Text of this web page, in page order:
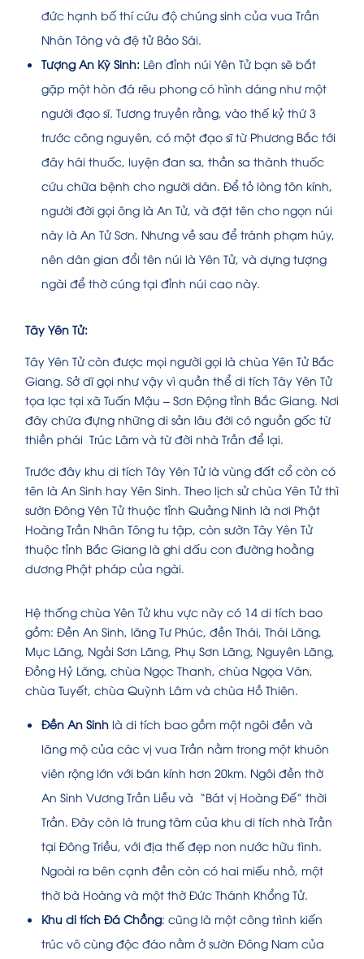
đức hạnh bố thí cứu độ chúng sinh của vua Trần
Nhân Tông và đệ tử Bảo Sái.
Tượng An Kỳ Sinh: Lên đỉnh núi Yên Tử bạn sẽ bắt
gặp một hòn đá rêu phong có hình dáng như một
người đạo sĩ. Tương truyền rằng, vào thế kỷ thứ 3
trước công nguyên, có một đạo sĩ từ Phương Bắc tới
đây hái thuốc, luyện đan sa, thần sa thành thuốc
cứu chữa bệnh cho người dân. Để tỏ lòng tôn kính,
người đời gọi ông là An Tử, và đặt tên cho ngọn núi
này là An Tử Sơn. Nhưng về sau để tránh phạm húy,
nên dân gian đổi tên núi là Yên Tử, và dựng tượng
ngài để thờ cúng tại đỉnh núi cao này.
Tây Yên Tử:
Tây Yên Tử còn được mọi người gọi là chùa Yên Tử Bắc
Giang. Sở dĩ gọi như vậy vì quần thể di tích Tây Yên Tử
tọa lạc tại xã Tuấn Mậu – Sơn Động tỉnh Bắc Giang. Nơi
đây chứa đựng những di sản lâu đời có nguồn gốc từ
thiền phái Trúc Lâm và từ đời nhà Trần để lại.
Trước đây khu di tích Tây Yên Tử là vùng đất cổ còn có
tên là An Sinh hay Yên Sinh. Theo lịch sử chùa Yên Tử thì
sườn Đông Yên Tử thuộc tỉnh Quảng Ninh là nơi Phật
Hoàng Trần Nhân Tông tu tập, còn sườn Tây Yên Tử
thuộc tỉnh Bắc Giang là ghi dấu con đường hoằng
dương Phật pháp của ngài.
Hệ thống chùa Yên Tử khu vực này có 14 di tích bao
gồm: Đền An Sinh, lăng Tư Phúc, đền Thái, Thái Lăng,
Mục Lăng, Ngải Sơn Lăng, Phụ Sơn Lăng, Nguyên Lăng,
Đồng Hỷ Lăng, chùa Ngọc Thanh, chùa Ngọa Vân,
chùa Tuyết, chùa Quỳnh Lâm và chùa Hồ Thiên.
Đền An Sinh là di tích bao gồm một ngôi đền và
lăng mộ của các vị vua Trần nằm trong một khuôn
viên rộng lớn với bán kính hơn 20km. Ngôi đền thờ
An Sinh Vương Trần Liễu và “Bát vị Hoàng Đế” thời
Trần. Đây còn là trung tâm của khu di tích nhà Trần
tại Đông Triều, với địa thế đẹp non nước hữu tình.
Ngoài ra bên cạnh đền còn có hai miếu nhỏ, một
thờ bà Hoàng và một thờ Đức Thánh Khổng Tử.
Khu di tích Đá Chồng: cũng là một công trình kiến
trúc vô cùng độc đáo nằm ở sườn Đông Nam của